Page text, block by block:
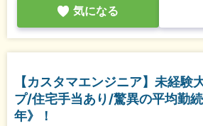
気になる
【カスタマエンジニア】未経験
プ/住宅手当あり/驚異の平均勤
年》！